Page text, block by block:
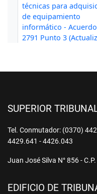
SUPERIOR
Tel. Conmutador: (0370)
4429.641 - 4426.043
Juan José Silva N° 856 -
EDIFICIO DE